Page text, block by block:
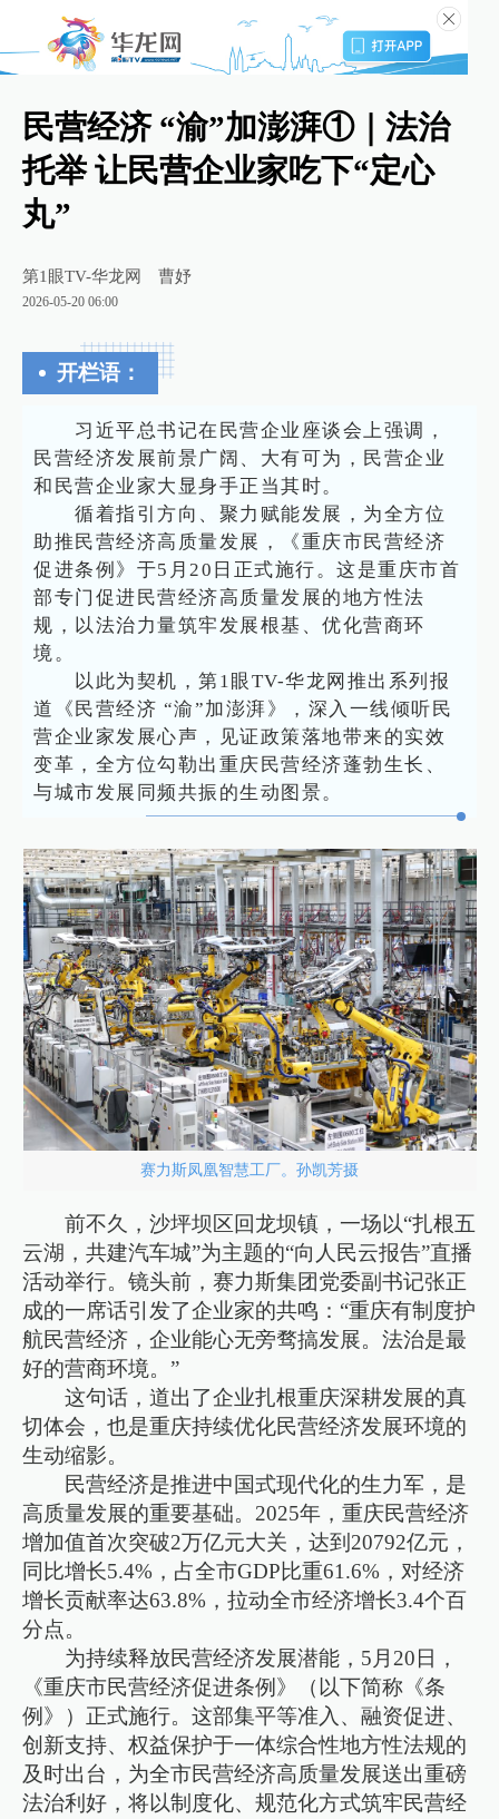
民营经济 “渝”加澎湃①｜法治
托举 让民营企业家吃下“定心
丸”
第1眼TV-华龙网 曹妤
2026-05-20 06:00
开栏语：
习近平总书记在民营企业座谈会上强调，
民营经济发展前景广阔、大有可为，民营企业
和民营企业家大显身手正当其时。
循着指引方向、聚力赋能发展，为全方位
助推民营经济高质量发展，《重庆市民营经济
促进条例》于5月20日正式施行。这是重庆市首
部专门促进民营经济高质量发展的地方性法
规，以法治力量筑牢发展根基、优化营商环
境。
以此为契机，第1眼TV-华龙网推出系列报
道《民营经济 “渝”加澎湃》，深入一线倾听民
营企业家发展心声，见证政策落地带来的实效
变革，全方位勾勒出重庆民营经济蓬勃生长、
与城市发展同频共振的生动图景。
赛力斯凤凰智慧工厂。孙凯芳摄
前不久，沙坪坝区回龙坝镇，一场以“扎根五
云湖，共建汽车城”为主题的“向人民云报告”直播
活动举行。镜头前，赛力斯集团党委副书记张正
成的一席话引发了企业家的共鸣：“重庆有制度护
航民营经济，企业能心无旁骛搞发展。法治是最
好的营商环境。”
这句话，道出了企业扎根重庆深耕发展的真
切体会，也是重庆持续优化民营经济发展环境的
生动缩影。
民营经济是推进中国式现代化的生力军，是
高质量发展的重要基础。2025年，重庆民营经济
增加值首次突破2万亿元大关，达到20792亿元，
同比增长5.4%，占全市GDP比重61.6%，对经济
增长贡献率达63.8%，拉动全市经济增长3.4个百
分点。
为持续释放民营经济发展潜能，5月20日，
《重庆市民营经济促进条例》（以下简称《条
例》）正式施行。这部集平等准入、融资促进、
创新支持、权益保护于一体综合性地方性法规的
及时出台，为全市民营经济高质量发展送出重磅
法治利好，将以制度化、规范化方式筑牢民营经